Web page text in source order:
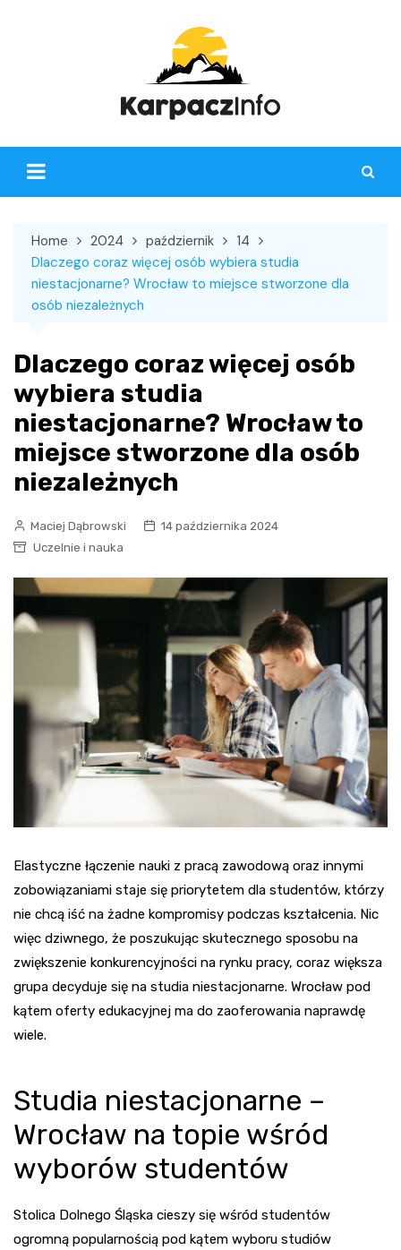
Home 2024 październik
14
Dlaczego coraz więcej osób wybiera studia
niestacjonarne? Wrocław to miejsce stworzone dla
osób niezależnych
Dlaczego coraz więcej osób
wybiera studia
niestacjonarne? Wrocław to
miejsce stworzone dla osób
niezależnych
Maciej Dąbrowski
14 października 2024
Uczelnie i nauka
Elastyczne łączenie nauki z pracą zawodową oraz innymi
zobowiązaniami staje się priorytetem dla studentów, którzy
nie chcą iść na żadne kompromisy podczas kształcenia. Nic
więc dziwnego, że poszukując skutecznego sposobu na
zwiększenie konkurencyjności na rynku pracy, coraz większa
grupa decyduje się na studia niestacjonarne. Wrocław pod
kątem oferty edukacyjnej ma do zaoferowania naprawdę
wiele.
Studia niestacjonarne –
Wrocław na topie wśród
wyborów studentów
Stolica Dolnego Śląska cieszy się wśród studentów
ogromną popularnością pod kątem wyboru studiów